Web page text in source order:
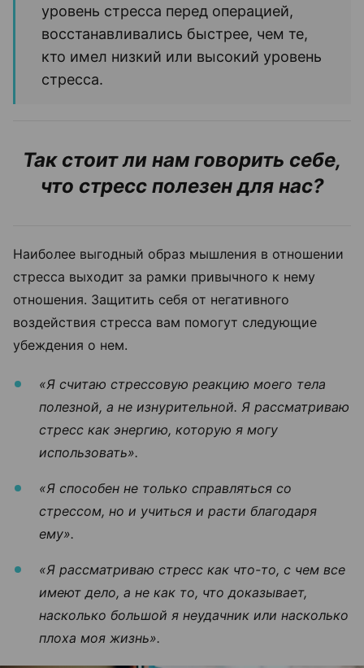
уровень стресса перед операцией,
восстанавливались быстрее, чем те,
кто имел низкий или высокий уровень
стресса.
Так стоит ли нам говорить себе,
что стресс полезен для нас?
Наиболее выгодный образ мышления в отношении
стресса выходит за рамки привычного к нему
отношения. Защитить себя от негативного
воздействия стресса вам помогут следующие
убеждения о нем.
«Я считаю стрессовую реакцию моего тела
полезной, а не изнурительной. Я рассматриваю
стресс как энергию, которую я могу
использовать».
«Я способен не только справляться со
стрессом, но и учиться и расти благодаря
ему».
«Я рассматриваю стресс как что-то, с чем все
имеют дело, а не как то, что доказывает,
насколько большой я неудачник или насколько
плоха моя жизнь».